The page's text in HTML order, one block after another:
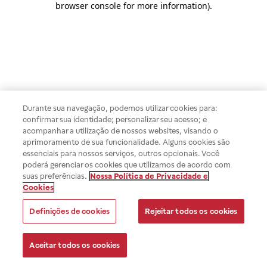
browser console for more information).
Durante sua navegação, podemos utilizar cookies para:
confirmar sua identidade; personalizar seu acesso; e
acompanhar a utilização de nossos websites, visando o
aprimoramento de sua funcionalidade. Alguns cookies são
essenciais para nossos serviços, outros opcionais. Você
poderá gerenciar os cookies que utilizamos de acordo com
suas preferências. Nossa Política de Privacidade e
Cookies
Definições de cookies Rejeitar todos os cookies
Aceitar todos os cookies